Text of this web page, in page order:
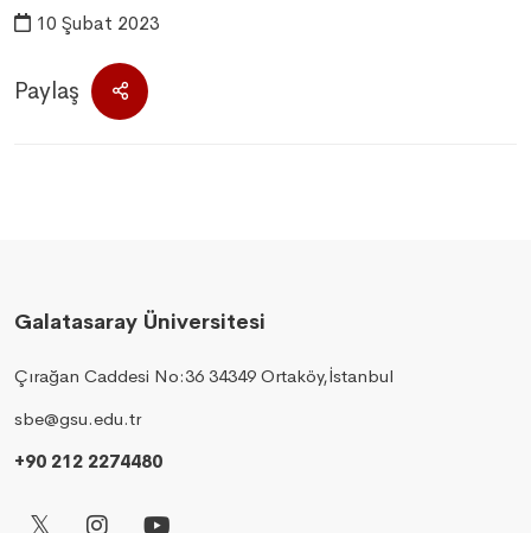
10 Şubat 2023
Paylaş
Galatasaray Üniversitesi
Çırağan Caddesi No:36 34349 Ortaköy,İstanbul
sbe@gsu.edu.tr
+90 212 2274480